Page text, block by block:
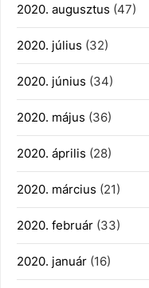
2020. augusztus (47)
2020. július (32)
2020. június (34)
2020. május (36)
2020. április (28)
2020. március (21)
2020. február (33)
2020. január (16)